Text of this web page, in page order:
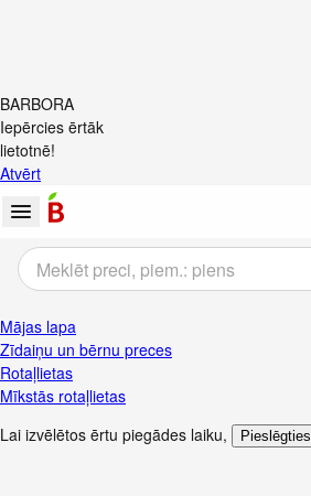
BARBORA
Iepērcies ērtāk
lietotnē!
Atvērt
Mājas lapa
Zīdaiņu un bērnu preces
Rotaļlietas
Mīkstās rotaļlietas
Lai izvēlētos ērtu piegādes laiku, Pieslēgties